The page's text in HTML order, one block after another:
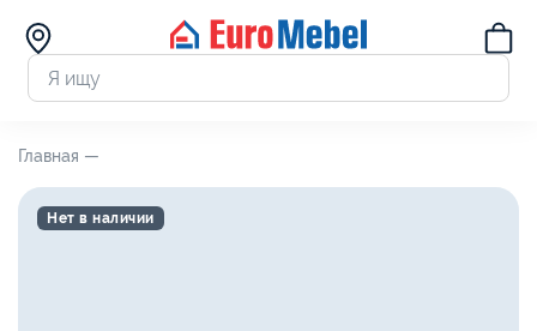
Главная —
Нет в наличии